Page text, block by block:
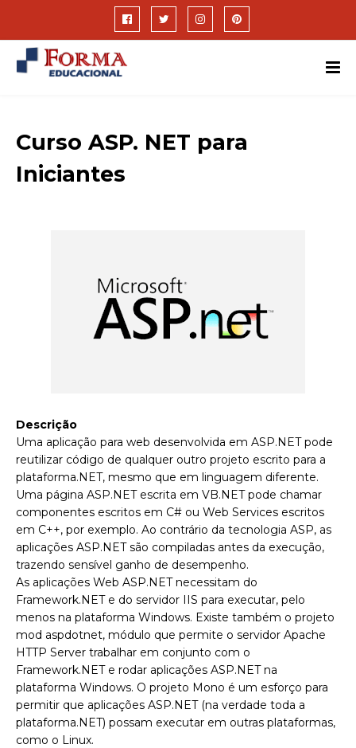
Curso ASP. NET para
Iniciantes
Descrição
Uma aplicação para web desenvolvida em ASP.NET pode
reutilizar código de qualquer outro projeto escrito para a
plataforma.NET, mesmo que em linguagem diferente.
Uma página ASP.NET escrita em VB.NET pode chamar
componentes escritos em C# ou Web Services escritos
em C++, por exemplo. Ao contrário da tecnologia ASP, as
aplicações ASP.NET são compiladas antes da execução,
trazendo sensível ganho de desempenho.
As aplicações Web ASP.NET necessitam do
Framework.NET e do servidor IIS para executar, pelo
menos na plataforma Windows. Existe também o projeto
mod aspdotnet, módulo que permite o servidor Apache
HTTP Server trabalhar em conjunto com o
Framework.NET e rodar aplicações ASP.NET na
plataforma Windows. O projeto Mono é um esforço para
permitir que aplicações ASP.NET (na verdade toda a
plataforma.NET) possam executar em outras plataformas,
como o Linux.